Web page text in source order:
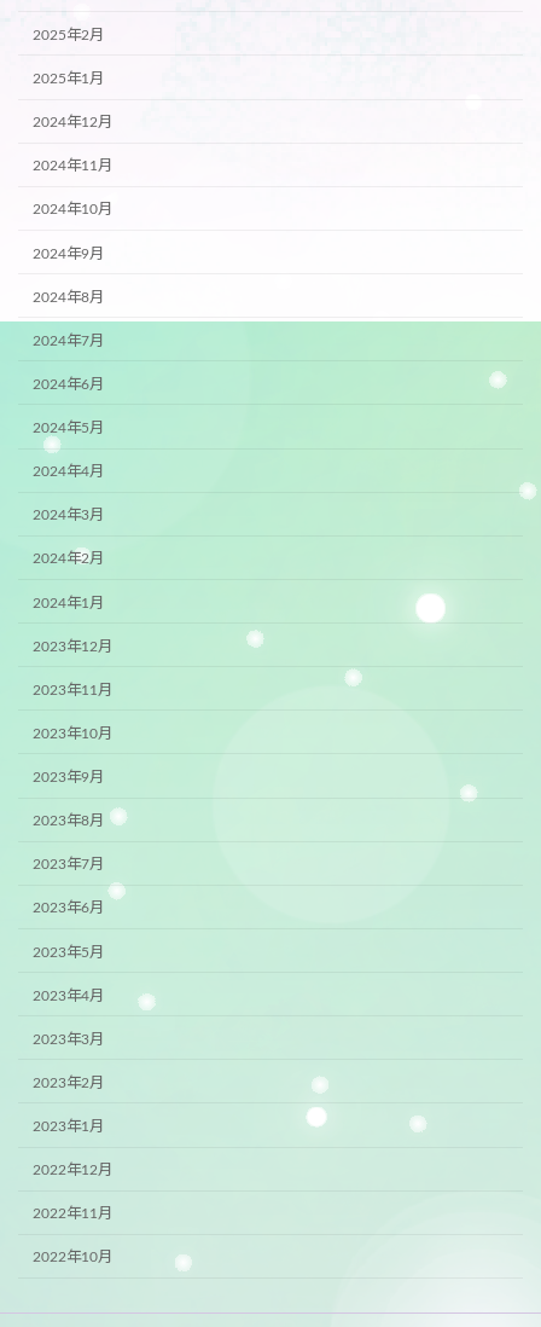
2025年2月
2025年1月
2024年12月
2024年11月
2024年10月
2024年9月
2024年8月
2024年7月
2024年6月
2024年5月
2024年4月
2024年3月
2024年2月
2024年1月
2023年12月
2023年11月
2023年10月
2023年9月
2023年8月
2023年7月
2023年6月
2023年5月
2023年4月
2023年3月
2023年2月
2023年1月
2022年12月
2022年11月
2022年10月